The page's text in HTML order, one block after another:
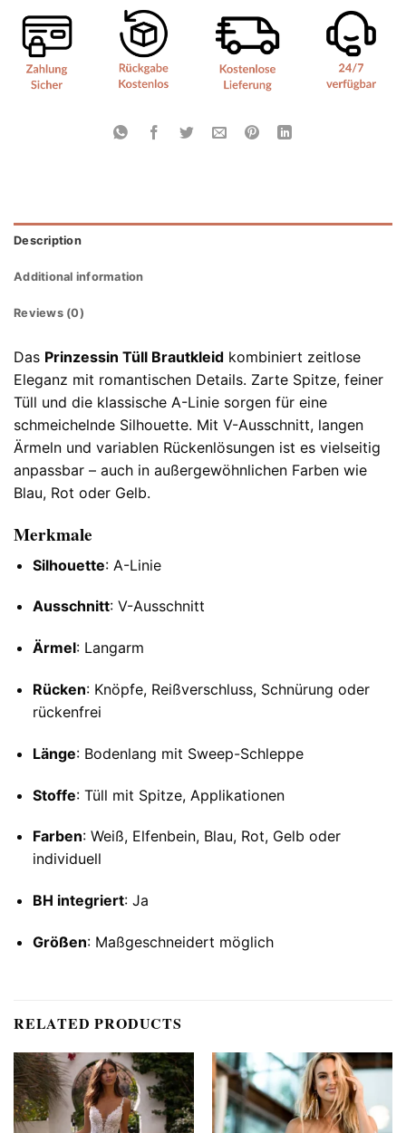
Description
Additional information
Reviews (0)
Das Prinzessin Tüll Brautkleid kombiniert zeitlose
Eleganz mit romantischen Details. Zarte Spitze, feiner
Tüll und die klassische A-Linie sorgen für eine
schmeichelnde Silhouette. Mit V-Ausschnitt, langen
Ärmeln und variablen Rückenlösungen ist es vielseitig
anpassbar – auch in außergewöhnlichen Farben wie
Blau, Rot oder Gelb.
Merkmale
Silhouette: A-Linie
Ausschnitt: V-Ausschnitt
Ärmel: Langarm
Rücken: Knöpfe, Reißverschluss, Schnürung oder
rückenfrei
Länge: Bodenlang mit Sweep-Schleppe
Stoffe: Tüll mit Spitze, Applikationen
Farben: Weiß, Elfenbein, Blau, Rot, Gelb oder
individuell
BH integriert: Ja
Größen: Maßgeschneidert möglich
RELATED PRODUCTS